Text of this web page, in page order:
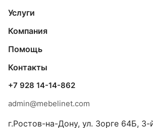
Услуги
Компания
Помощь
Контакты
+7 928 14-14-862
admin@mebelinet.com
г.Ростов-на-Дону, ул. Зорге 64Б,